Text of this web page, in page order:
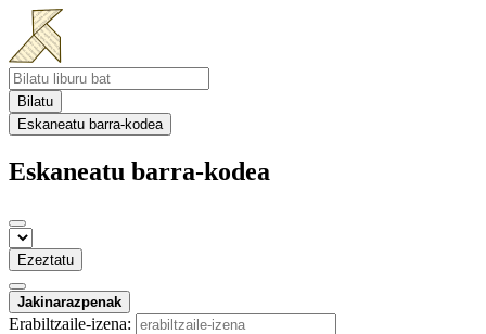
Bilatu
Eskaneatu barra-kodea
Eskaneatu barra-kodea
Ezeztatu
Jakinarazpenak
Erabiltzaile-izena: